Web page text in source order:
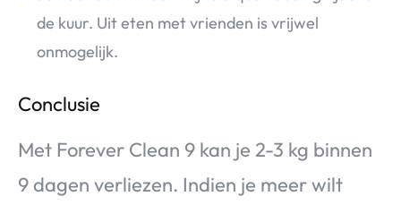
de kuur. Uit eten met vrienden is vrijwel
onmogelijk.
Conclusie
Met Forever Clean 9 kan je 2-3 kg binnen
9 dagen verliezen. Indien je meer wilt